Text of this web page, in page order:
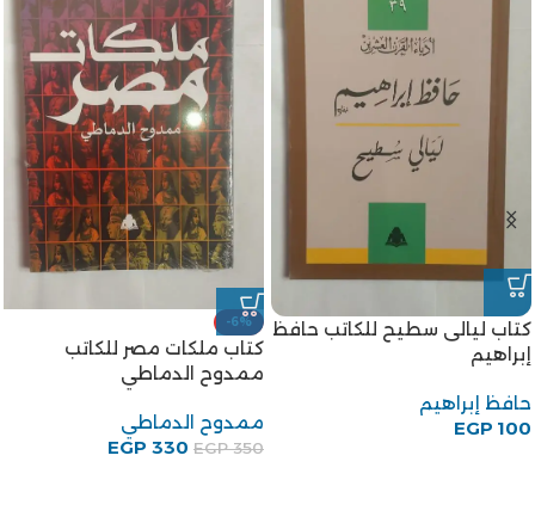
كتاب مجتمع مصر والشام زمن
المماليك الجراكسة للكاتبة
إيمان محمود إسماعيل
كتاب جنة الحيوان للكاتب طه
حسين
طه حسين
EGP100